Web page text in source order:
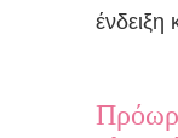
ένδειξη